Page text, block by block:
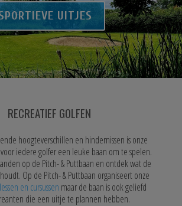
UITJES
RECREATIEF GOLFEN
hoogteverschillen en hindernissen is onze
voor iedere golfer een leuke baan om te spelen.
op de Pitch- & Puttbaan en ontdek wat de
Op de Pitch- & Puttbaan organiseert onze
lessen en cursussen maar de baan is ook geliefd
die een uitje te plannen hebben.